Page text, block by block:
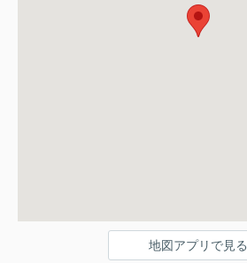
地図アプリで見る